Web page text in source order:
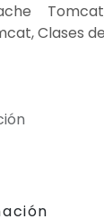
Clases